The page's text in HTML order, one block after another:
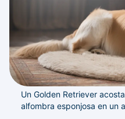
Un Golden Retriever
alfombra esponjosa en un